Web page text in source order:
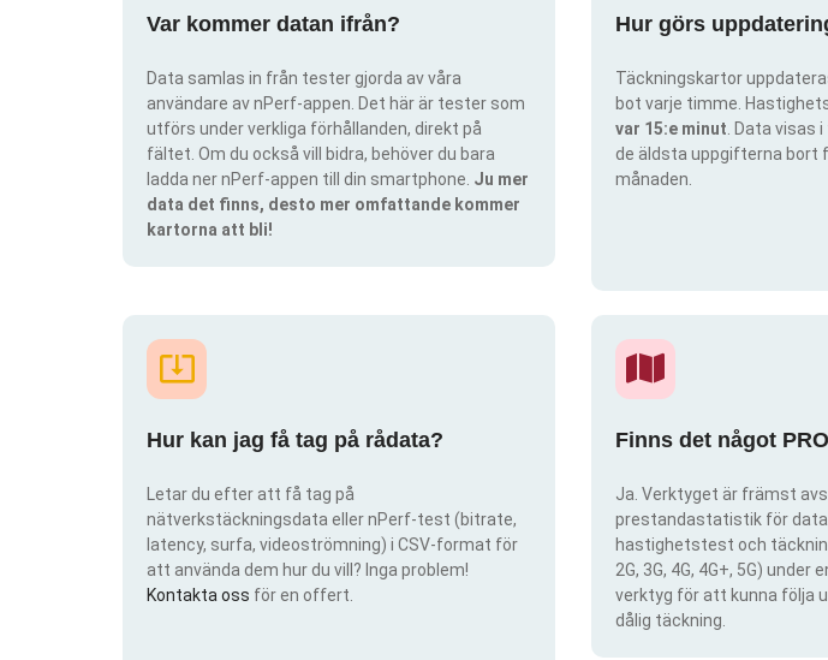
Var kommer datan ifrån?
Data samlas in från tester gjorda av våra
användare av nPerf-appen. Det här är tester som
utförs under verkliga förhållanden, direkt på
fältet. Om du också vill bidra, behöver du bara
ladda ner nPerf-appen till din smartphone. Ju mer
data det finns, desto mer omfattande kommer
kartorna att bli!
Hur görs
Täckningskartor
bot varje timme.
var 15:e minut . Data visas
de äldsta uppgifterna bort
månaden.
Hur kan jag få tag på rådata?
Letar du efter att få tag på
nätverkstäckningsdata eller nPerf-test (bitrate,
latency, surfa, videoströmning) i CSV-format för
att använda dem hur du vill? Inga problem!
Kontakta oss för en offert.
Finns det något
Ja. Verktyget är främst
prestandastatistik för
hastighetstest och
2G, 3G, 4G, 4G+, 5G)
verktyg för att kunna följa
dålig täckning.